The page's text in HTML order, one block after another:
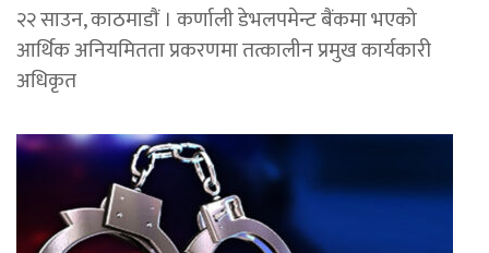
२२ साउन, काठमाडाैं । कर्णाली डेभलपमेन्ट बैंकमा भएको
आर्थिक अनियमितता प्रकरणमा तत्कालीन प्रमुख कार्यकारी
अधिकृत